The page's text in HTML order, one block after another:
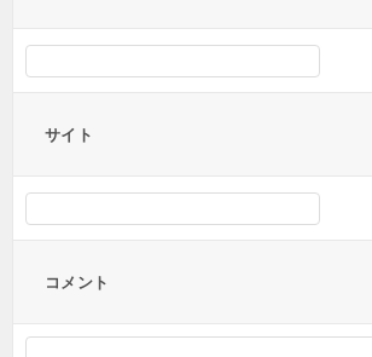
サイト
コメント